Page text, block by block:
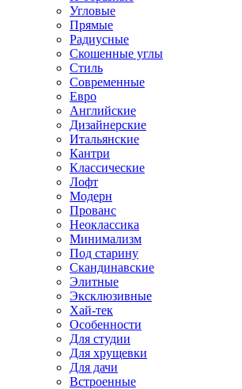
Угловые
Прямые
Радиусные
Скошенные углы
Стиль
Современные
Евро
Английские
Дизайнерские
Итальянские
Кантри
Классические
Лофт
Модерн
Прованс
Неоклассика
Минимализм
Под старину
Скандинавские
Элитные
Эксклюзивные
Хай-тек
Особенности
Для студии
Для хрущевки
Для дачи
Встроенные